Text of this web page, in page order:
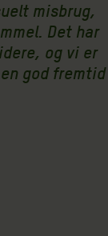
misbrug,
Det har
og vi er
god fremtid